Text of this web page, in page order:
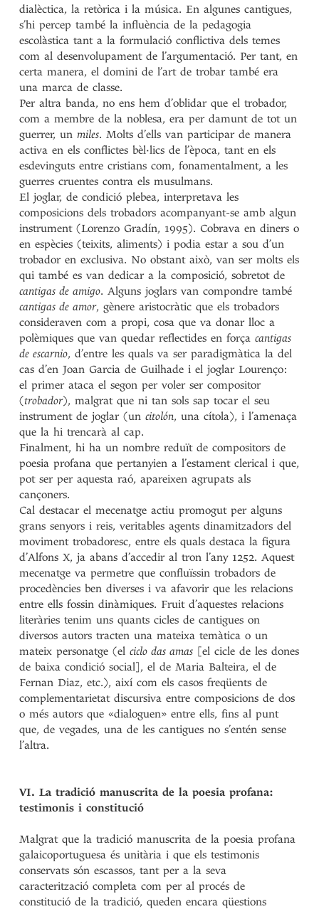
dialèctica, la retòrica i la música. En algunes cantigues,
s’hi percep també la influència de la pedagogia
escolàstica tant a la formulació conflictiva dels temes
com al desenvolupament de l’argumentació. Per tant, en
certa manera, el domini de l’art de trobar també era
una marca de classe.
Per altra banda, no ens hem d’oblidar que el trobador,
com a membre de la noblesa, era per damunt de tot un
guerrer, unmiles. Molts d’ells van participar de manera
activa en els conflictes bèl·lics de l’època, tant en els
esdevinguts entre cristians com, fonamentalment, a les
guerres cruentes contra els musulmans.
El joglar, de condició plebea, interpretava les
composicions dels trobadors acompanyant-se amb algun
instrument (Lorenzo Gradín, 1995). Cobrava en diners o
en espècies (teixits, aliments) i podia estar a sou d’un
trobador en exclusiva. No obstant això, van ser molts els
qui també es van dedicar a la composició, sobretot de
cantigas de amigo. Alguns joglars van compondre també
cantigas de amor, gènere aristocràtic que els trobadors
consideraven com a propi, cosa que va donar lloc a
polèmiques que van quedar reflectides en forçacantigas
de escarnio, d’entre les quals va ser paradigmàtica la del
cas d’en Joan Garcia de Guilhade i el joglar Lourenço:
el primer ataca el segon per voler ser compositor
(trobador), malgrat que ni tan sols sap tocar el seu
instrument de joglar (uncitolón, una cítola), i l’amenaça
que la hi trencarà al cap.
Finalment, hi ha un nombre reduït de compositors de
poesia profana que pertanyien a l’estament clerical i que,
pot ser per aquesta raó, apareixen agrupats als
cançoners.
Cal destacar el mecenatge actiu promogut per alguns
grans senyors i reis, veritables agents dinamitzadors del
moviment trobadoresc, entre els quals destaca la figura
d’Alfons X, ja abans d’accedir al tron l’any 1252. Aquest
mecenatge va permetre que confluïssin trobadors de
procedències ben diverses i va afavorir que les relacions
entre ells fossin dinàmiques. Fruit d’aquestes relacions
literàries tenim uns quants cicles de cantigues on
diversos autors tracten una mateixa temàtica o un
mateix personatge (elciclo das amas [el cicle de les dones
de baixa condició social], el de Maria Balteira, el de
Fernan Diaz, etc.), així com els casos freqüents de
complementarietat discursiva entre composicions de dos
o més autors que «dialoguen» entre ells, fins al punt
que, de vegades, una de les cantigues no s’entén sense
l’altra.
VI. La tradició manuscrita de la poesia profana:
testimonis i constitució
Malgrat que la tradició manuscrita de la poesia profana
galaicoportuguesa és unitària i que els testimonis
conservats són escassos, tant per a la seva
caracterització completa com per al procés de
constitució de la tradició, queden encara qüestions